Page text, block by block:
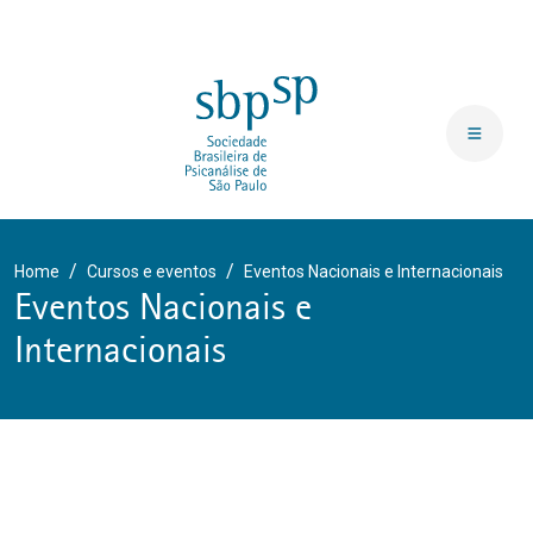
Home Cursos e eventos Eventos Nacionais e Internacionais
Eventos Nacionais e
Internacionais